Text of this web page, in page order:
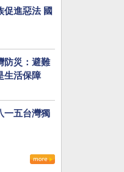
促進惡法 國
防災：避難
生活保障
一五台灣獨